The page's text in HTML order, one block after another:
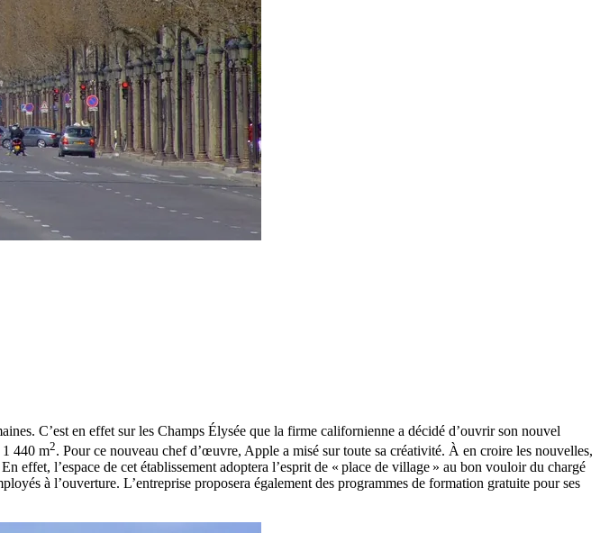
C’est en effet sur les Champs Élysée que la firme californienne a décidé d’ouvrir son nouvel
1 440 m2. Pour ce nouveau chef d’œuvre, Apple a misé sur toute sa créativité. À en croire les nouvelles,
effet, l’espace de cet établissement adoptera l’esprit de « place de village » au bon vouloir du chargé
à l’ouverture. L’entreprise proposera également des programmes de formation gratuite pour ses